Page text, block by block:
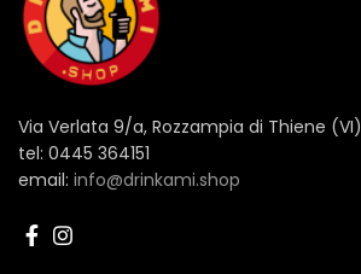
Via Verlata 9/a, Rozzampia di Thiene (VI)
tel: 0445 364151
email: info@drinkami.shop